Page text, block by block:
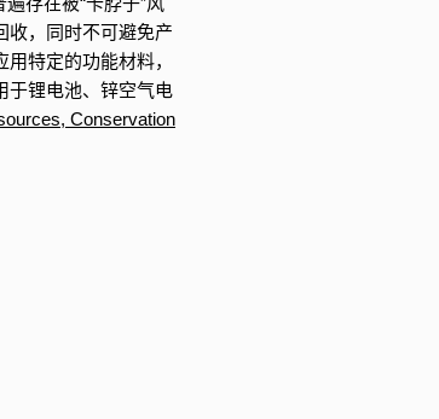
收，同时不可避免产
特定的功能材料，
于锂电池、锌空气电
Conservation